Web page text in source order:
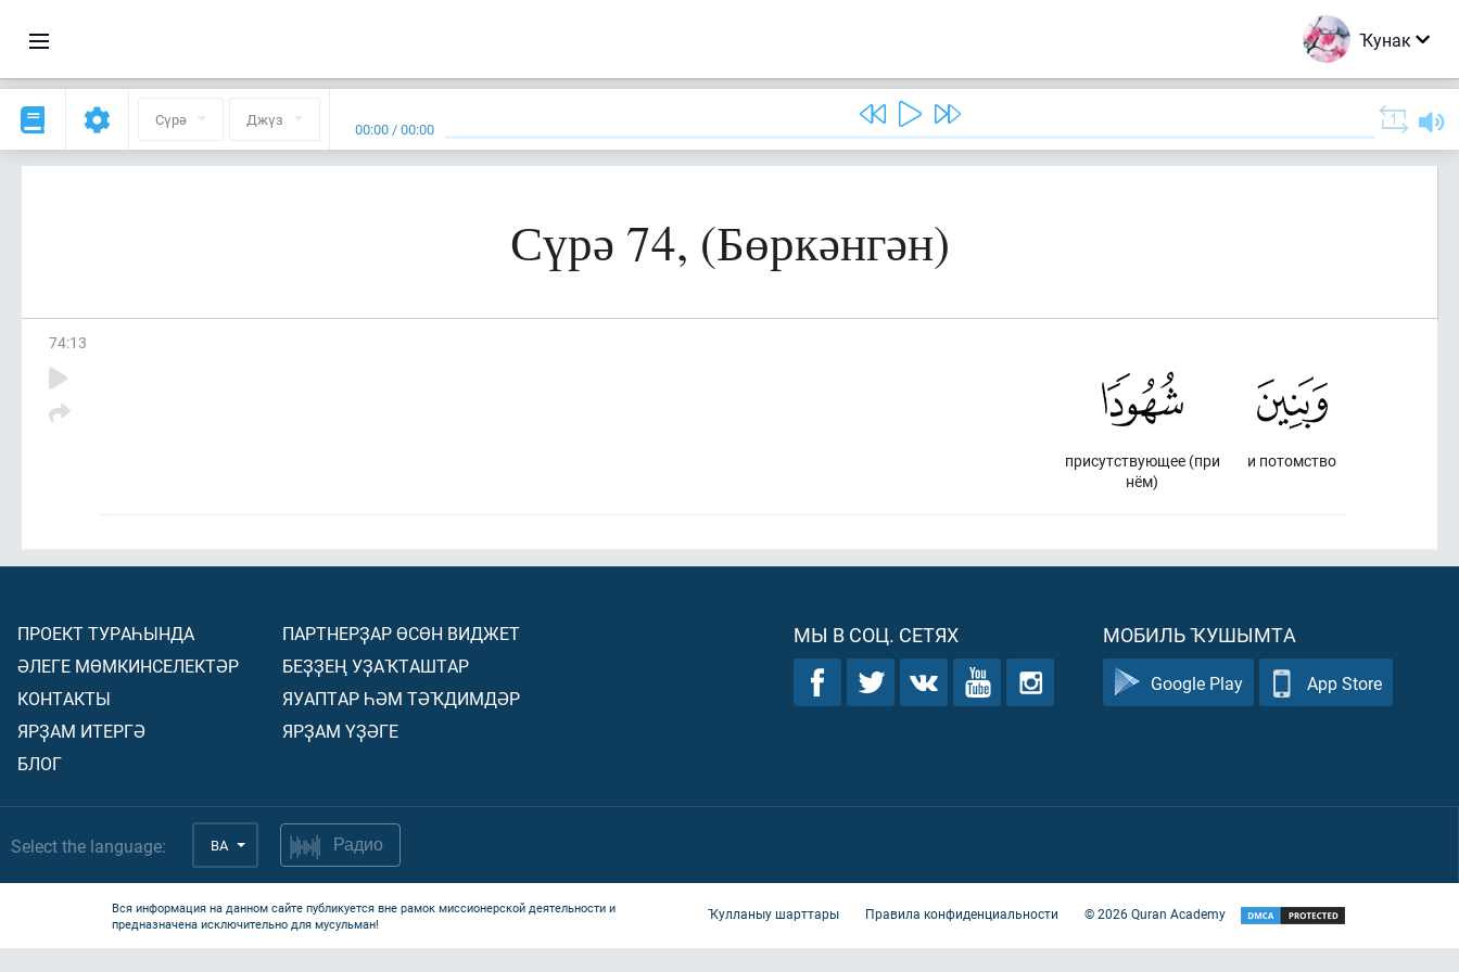
Ҡунак
Сүрә Джүз 00:00 /00:00
Сүрә 74, (Бөркәнгән)
74:13
и потомство
присутствующее (при
нём)
ПРОЕКТ ТУРАҺЫНДА
ӘЛЕГЕ МӨМКИНСЕЛЕКТӘР
КОНТАКТЫ
ЯРҘАМ ИТЕРГӘ
БЛОГ
ПАРТНЕРҘАР ӨСӨН ВИДЖЕТ
БЕҘҘЕҢ УҘАҠТАШТАР
ЯУАПТАР ҺӘМ ТӘҠДИМДӘР
ЯРҘАМ ҮҘӘГЕ
МЫ В СОЦ. СЕТЯХ МОБИЛЬ ҠУШЫМТА
Google Play App Store
Select the language: BA Радио
Вся информация на данном сайте публикуется вне рамок миссионерской деятельности и
предназначена исключительно для мусульман!
Ҡулланыу шарттары Правила конфиденциальности ©2026Quran Academy